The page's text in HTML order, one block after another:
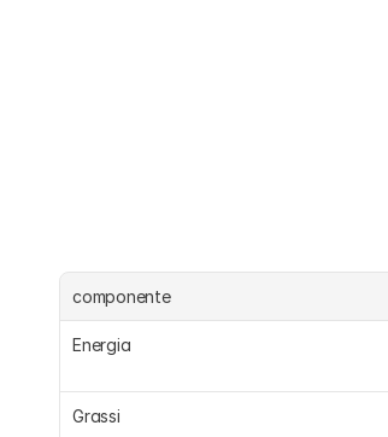
componente
Energia
Grassi